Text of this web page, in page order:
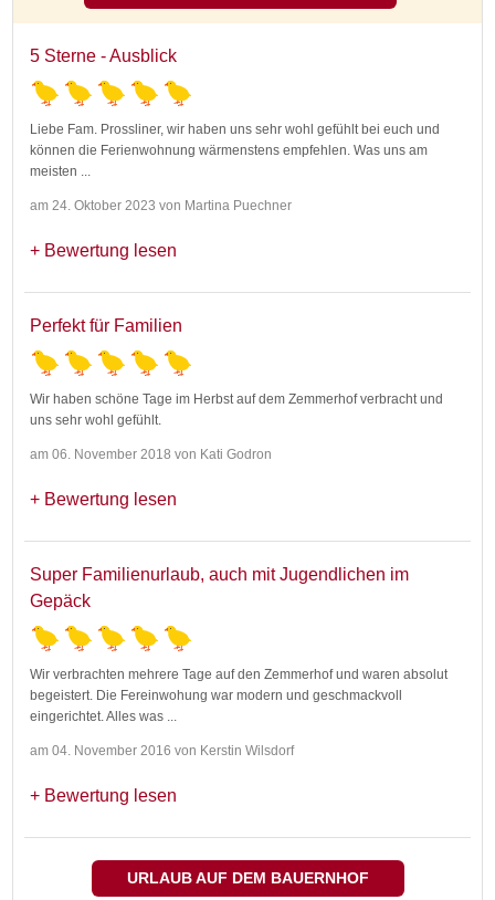
5 Sterne - Ausblick
Liebe Fam. Prossliner, wir haben uns sehr wohl gefühlt bei euch und
können die Ferienwohnung wärmenstens empfehlen. Was uns am
meisten
am 24. Oktober 2023 von Martina Puechner
Bewertung lesen
Perfekt für Familien
Wir haben schöne Tage im Herbst auf dem Zemmerhof verbracht und
uns sehr wohl gefühlt.
am 06. November 2018 von Kati Godron
Bewertung lesen
Super Familienurlaub, auch mit Jugendlichen im
Gepäck
Wir verbrachten mehrere Tage auf den Zemmerhof und waren absolut
begeistert. Die Fereinwohung war modern und geschmackvoll
eingerichtet. Alles was
am 04. November 2016 von Kerstin Wilsdorf
Bewertung lesen
URLAUB AUF DEM BAUERNHOF